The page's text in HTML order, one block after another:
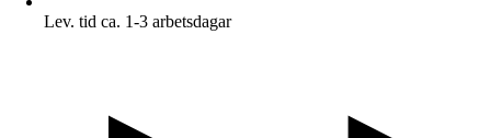
Lev. tid ca. 1-3 arbetsdagar